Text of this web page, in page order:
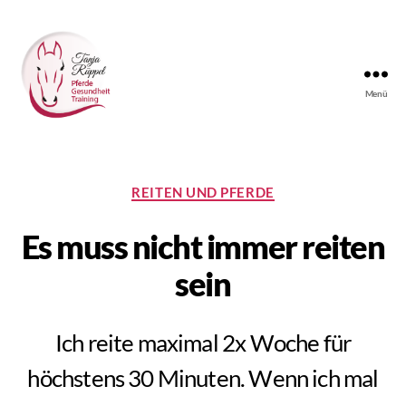
Menü
Kategorien
REITEN UND PFERDE
Es muss nicht immer reiten
sein
Ich reite maximal 2x Woche für
höchstens 30 Minuten. Wenn ich mal